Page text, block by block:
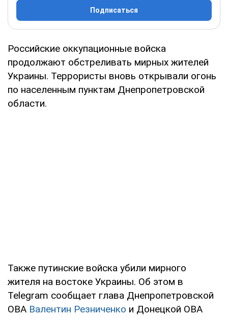
Подписаться
Российские оккупационные войска
продолжают обстреливать мирных жителей
Украины. Террористы вновь открывали огонь
по населенным пунктам Днепропетровской
области.
Также путинские войска убили мирного
жителя на востоке Украины. Об этом в
Telegram сообщает глава Днепропетровской
ОВА Валентин Резниченко и Донецкой ОВА